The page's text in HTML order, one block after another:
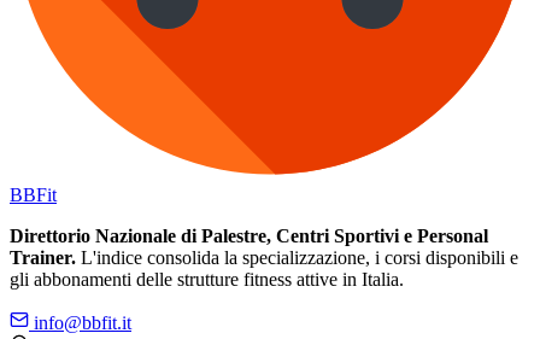
BBFit
Direttorio Nazionale di Palestre, Centri Sportivi e Personal
Trainer. L'indice consolida la specializzazione, i corsi disponibili e
gli abbonamenti delle strutture fitness attive in Italia.
info@bbfit.it